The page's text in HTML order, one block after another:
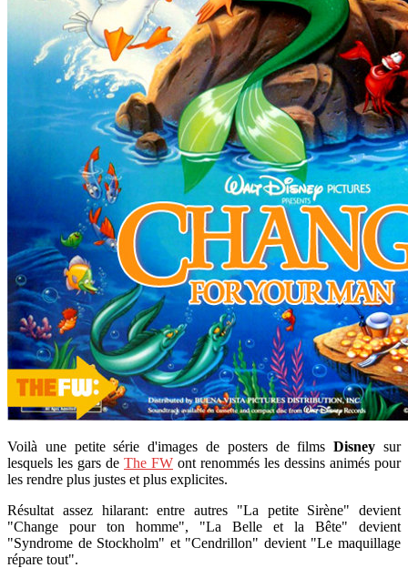
Voilà une petite série d'images de posters de filmsDisney sur
lesquels les gars de The FW ont renommés les dessins animés pour
les rendre plus justes et plus explicites.
Résultat assez hilarant: entre autres "La petite Sirène" devient
"Change pour ton homme", "La Belle et la Bête" devient
"Syndrome de Stockholm" et "Cendrillon" devient "Le maquillage
répare tout".